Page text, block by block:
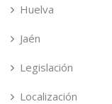
Huelva
Jaén
Legislación
Localización